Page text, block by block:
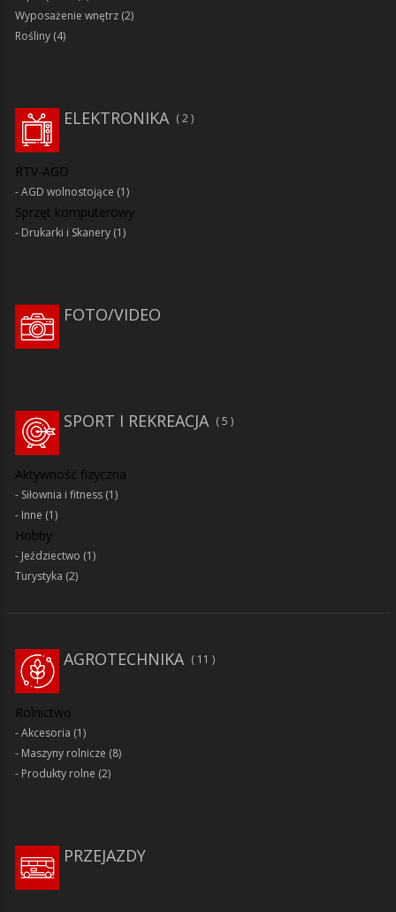
Wyposażenie wnętrz (2)
Rośliny (4)
2
ELEKTRONIKA
RTV-AGD
AGD wolnostojące (1)
Sprzęt komputerowy
Drukarki i Skanery (1)
FOTO/VIDEO
SPORT I REKREACJA 5
Aktywność fizyczna
Siłownia i fitness (1)
Inne (1)
Hobby
Jeździectwo (1)
Turystyka (2)
AGROTECHNIKA 11
Rolnictwo
Akcesoria (1)
Maszyny rolnicze (8)
Produkty rolne (2)
PRZEJAZDY